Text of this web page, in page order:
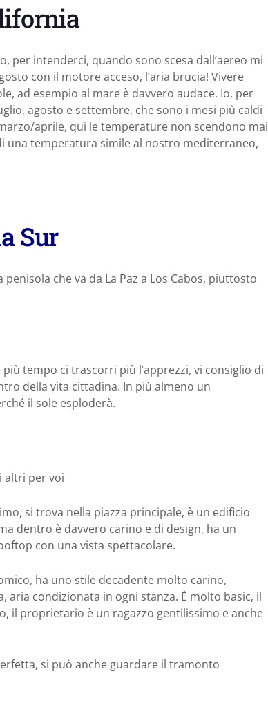
per intenderci, quando sono scesa dall’aereo mi
con il motore acceso, l’aria brucia! Vivere
ad esempio al mare è davvero audace. Io, per
agosto e settembre, che sono i mesi più caldi
aprile, qui le temperature non scendono mai
una temperatura simile al nostro mediterraneo,
Sur
che va da La Paz a Los Cabos, piuttosto
tempo ci trascorri più l’apprezzi, vi consiglio di
della vita cittadina. In più almeno un
il sole esploderà.
altri per voi
si trova nella piazza principale, è un edificio
dentro è davvero carino e di design, ha un
con una vista spettacolare.
ha uno stile decadente molto carino,
aria condizionata in ogni stanza. È molto basic, il
il proprietario è un ragazzo gentilissimo e anche
si può anche guardare il tramonto